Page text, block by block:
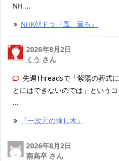
NH ...
NHK朝ドラ『風、薫る』
2026年8月2日
くう さん
先週Threadsで「紫陽の葬式
とにはできないのでは」という
...
『一次元の挿し木』
2026年8月2日
南高卒 さん